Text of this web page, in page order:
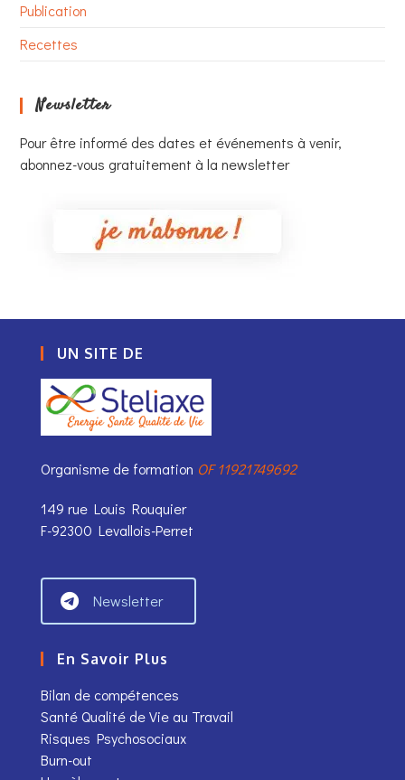
Publication
Recettes
Newsletter
Pour être informé des dates et événements à venir,
abonnez-vous gratuitement à la newsletter
UN SITE DE
Organisme de formation OF 11921749692
149 rue Louis Rouquier
F-92300 Levallois-Perret
Newsletter
En Savoir Plus
Bilan de compétences
Santé Qualité de Vie au Travail
Risques Psychosociaux
Burn-out